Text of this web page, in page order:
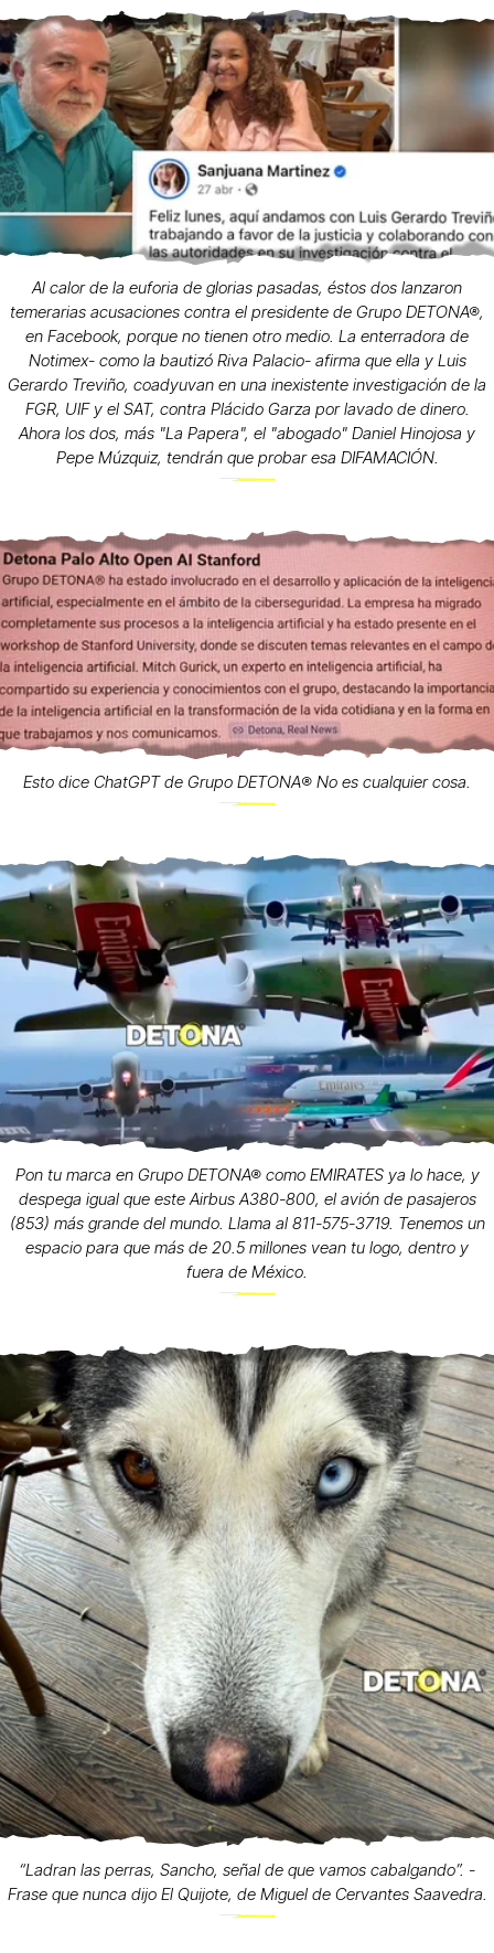
Al calor de la euforia de glorias pasadas, éstos dos lanzaron
temerarias acusaciones contra el presidente de Grupo DETONA®,
en Facebook, porque no tienen otro medio. La enterradora de
Notimex- como la bautizó Riva Palacio- afirma que ella y Luis
Gerardo Treviño, coadyuvan en una inexistente investigación de la
FGR, UIF y el SAT, contra Plácido Garza por lavado de dinero.
Ahora los dos, más "La Papera", el "abogado" Daniel Hinojosa y
Pepe Múzquiz, tendrán que probar esa DIFAMACIÓN.
Esto dice ChatGPT de Grupo DETONA®️ No es cualquier cosa.
Pon tu marca en Grupo DETONA® como EMIRATES ya lo hace, y
despega igual que este Airbus A380-800, el avión de pasajeros
(853) más grande del mundo. Llama al 811-575-3719. Tenemos un
espacio para que más de 20.5 millones vean tu logo, dentro y
fuera de México.
“Ladran las perras, Sancho, señal de que vamos cabalgando”. -
Frase que nunca dijo El Quijote, de Miguel de Cervantes Saavedra.